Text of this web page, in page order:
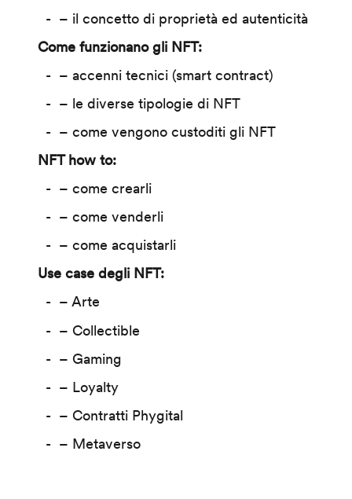
– il concetto di proprietà ed autenticità
Come funzionano gli NFT:
– accenni tecnici (smart contract)
– le diverse tipologie di NFT
– come vengono custoditi gli NFT
NFT how to:
– come crearli
– come venderli
– come acquistarli
Use case degli NFT:
– Arte
– Collectible
– Gaming
– Loyalty
– Contratti Phygital
– Metaverso